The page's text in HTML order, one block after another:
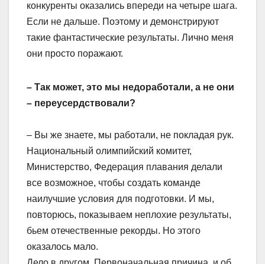
конкуренты оказались впереди на четыре шага.
Если не дальше. Поэтому и демонстрируют
такие фантастические результаты. Лично меня
они просто поражают.
– Так может, это мы недоработали, а не они
– переусердствовали?
– Вы же знаете, мы работали, не покладая рук.
Национальный олимпийский комитет,
Министерство, Федерация плавания делали
все возможное, чтобы создать команде
наилучшие условия для подготовки. И мы,
повторюсь, показываем неплохие результаты,
бьем отечественные рекорды. Но этого
оказалось мало.